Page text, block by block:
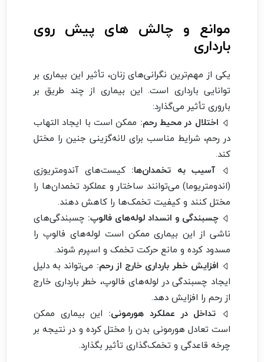
موانع و چالش های پیش روی
بارداری
یکی از مهم‌ترین نگرانی‌های زنان، تأثیر این بیماری بر
توانایی بارداری است. این بیماری از چند طریق بر
باروری تأثیر می‌گذارد:
اختلال در محیط رحم: ممکن است با ایجاد التهاب
در رحم، شرایط مناسب برای لانه‌گزینی جنین را مختل
کند.
آسیب به تخمدان‌ها: کیست‌های آندومتریوزی
(اندومتریوما) می‌توانند ساختار و عملکرد تخمدان‌ها را
مختل کنند و کیفیت تخمک‌ها را کاهش دهند.
چسبندگی و انسداد لوله‌های فالوپ: چسبندگی‌های
ناشی از این بیماری ممکن است لوله‌های فالوپ را
مسدود کرده و مانع حرکت تخمک و اسپرم شوند.
افزایش خطر بارداری خارج از رحم: می‌تواند به دلیل
ایجاد چسبندگی در لوله‌های فالوپ، خطر بارداری خارج
از رحم را افزایش دهد.
تداخل در عملکرد هورمونی: این بیماری ممکن
است تعادل هورمونی بدن را مختل کرده و در نتیجه بر
چرخه قاعدگی و تخمک‌گذاری تأثیر بگذارد.